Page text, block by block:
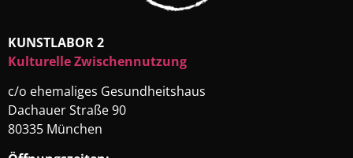
KUNSTLABOR 2
Kulturelle Zwischennutzung
c/o ehemaliges Gesundheitshaus
Dachauer Straße 90
80335 München